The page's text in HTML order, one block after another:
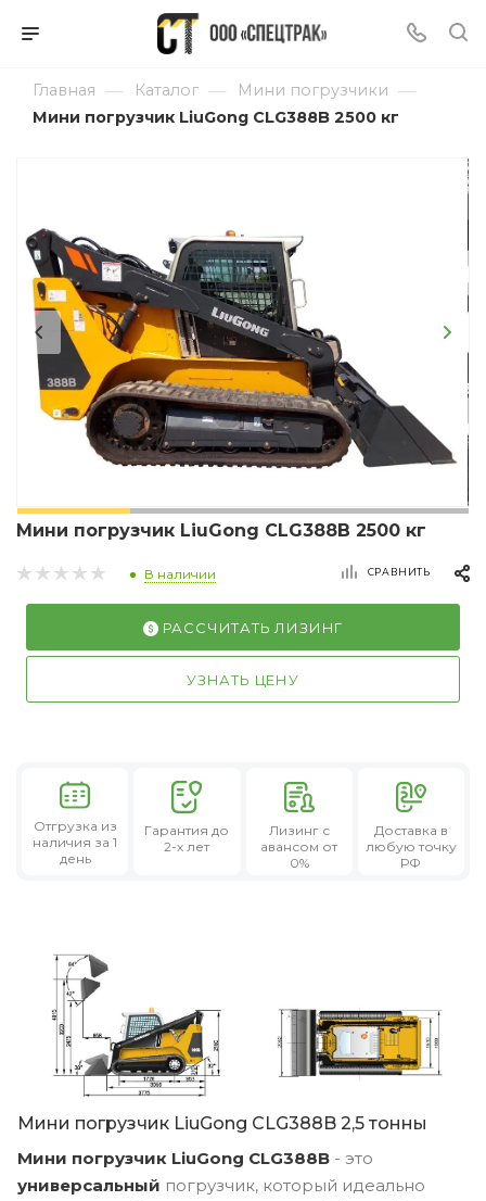
Главная — Каталог — Мини погрузчики —
Мини погрузчик LiuGong CLG388B 2500 кг
Мини погрузчик LiuGong CLG388B 2500 кг
В наличии СРАВНИТЬ
РАССЧИТАТЬ ЛИЗИНГ
УЗНАТЬ ЦЕНУ
Отгрузка из
наличия за 1
день
Гарантия до
2-х лет
Лизингс
авансом от
0%
Доставка в
любую точку
РФ
Мини погрузчик LiuGong CLG388B 2,5 тонны
Мини погрузчик LiuGong CLG388B - это
универсальный погрузчик, который идеально